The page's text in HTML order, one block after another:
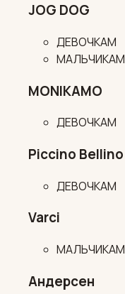
JOG DOG
ДЕВОЧКАМ
МАЛЬЧИКАМ
MONIKAMO
ДЕВОЧКАМ
Piccino Bellino
ДЕВОЧКАМ
Varci
МАЛЬЧИКАМ
Андерсен